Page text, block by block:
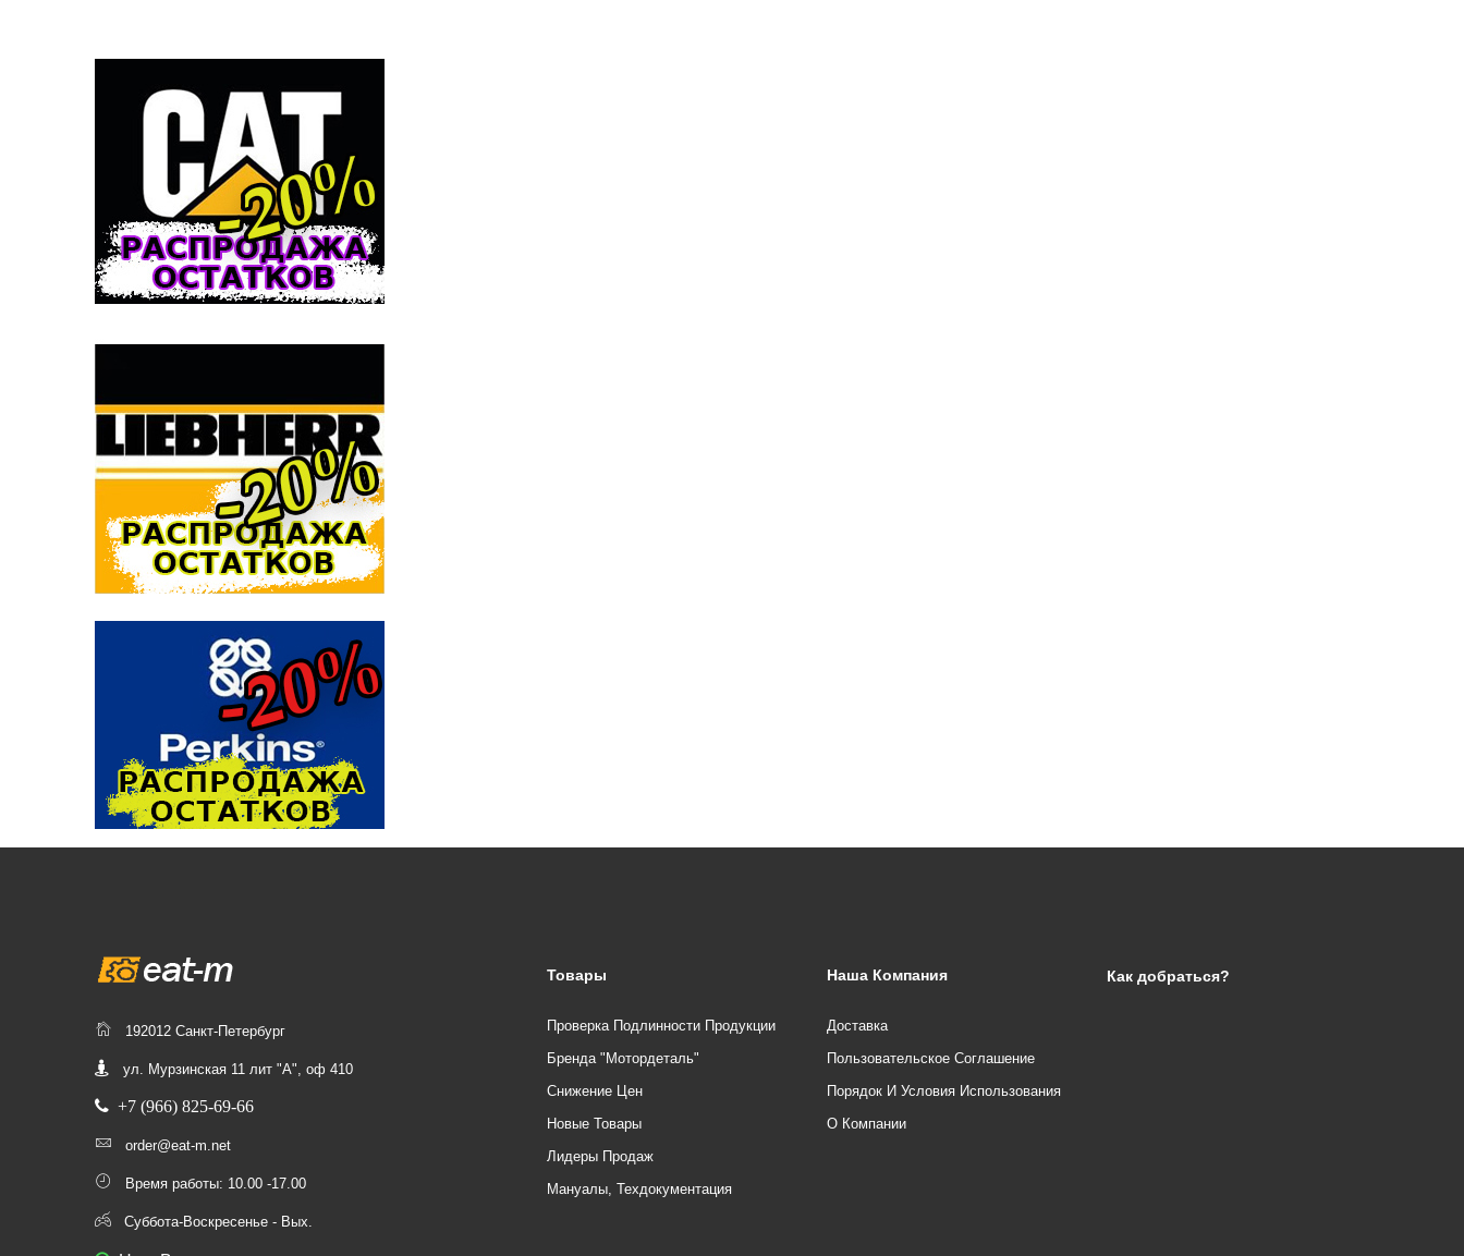
192012 Санкт-Петербург
ул. Мурзинская 11 лит "А", оф 410
+7 (966) 825-69-66
order@eat-m.net
Время работы: 10.00 -17.00
Суббота-Воскресенье - Вых.
Товары
Проверка Подлинности Продукции
Бренда "Мотордеталь"
Снижение Цен
Новые Товары
Лидеры Продаж
Мануалы, Техдокументация
Наша Компания
Доставка
Пользовательское Соглашение
Порядок И Условия Использования
О Компании
Как добраться?